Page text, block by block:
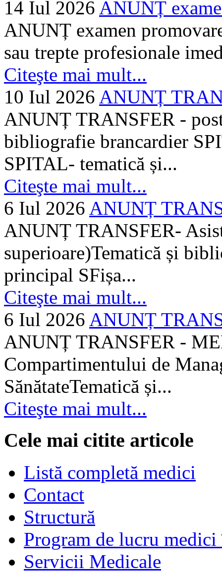
14 Iul 2026 ANUNȚ
ANUNȚ examen
sau trepte profesionale
Citeşte mai mult...
10 Iul 2026 ANUNȚ
ANUNȚ TRANSFER -
bibliografie brancardier
SPITAL- tematică și...
Citeşte mai mult...
6 Iul 2026 ANUNȚ
ANUNȚ TRANSFER-
superioare)Tematică și
principal SFișa...
Citeşte mai mult...
6 Iul 2026 ANUNȚ
ANUNȚ TRANSFER -
Compartimentului de
SănătateTematică și...
Citeşte mai mult...
Cele mai citite articole
Listă completă medici
Contact
Structură
Program de lucru
Servicii Medicale